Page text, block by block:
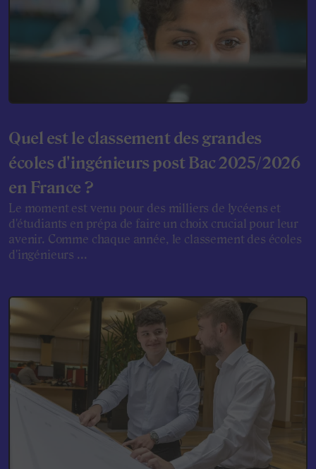
Quel est le classement des grandes
écoles d'ingénieurs post Bac 2025/2026
en France ?
Le moment est venu pour des milliers de lycéens et
d'étudiants en prépa de faire un choix crucial pour leur
avenir. Comme chaque année, le classement des écoles
d'ingénieurs ...